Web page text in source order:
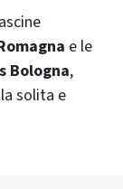
e le
Bologna,
solita e